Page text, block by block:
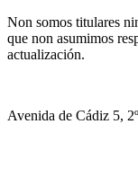
Non somos titulares
que non asumimos
actualización.
Avenida de Cádiz 5,